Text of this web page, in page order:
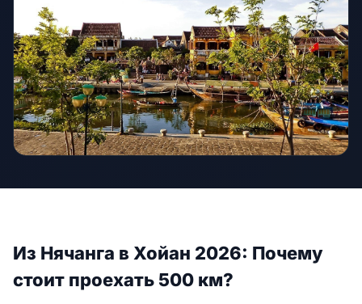
Из Нячанга в Хойан 2026: Почему
стоит проехать 500 км?